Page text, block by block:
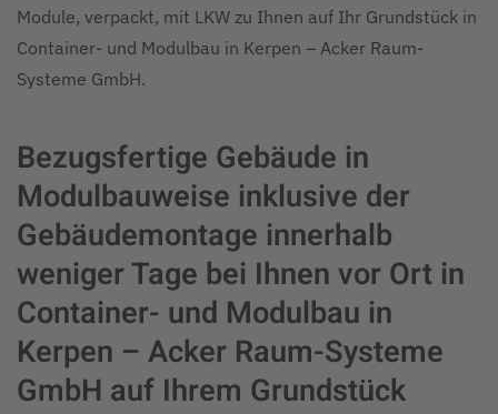
Module, verpackt, mit LKW zu Ihnen auf Ihr Grundstück in
Container- und Modulbau in Kerpen – Acker Raum-
Systeme GmbH.
Bezugsfertige Gebäude in
Modulbauweise inklusive der
Gebäudemontage innerhalb
weniger Tage bei Ihnen vor Ort in
Container- und Modulbau in
Kerpen – Acker Raum-Systeme
GmbH auf Ihrem Grundstück